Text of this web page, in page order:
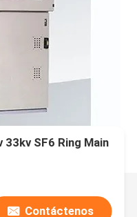
SF6 Ring Main
Contáctenos